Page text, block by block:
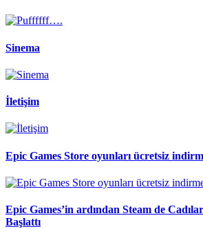
Sinema
İletişim
Epic Games Store oyunları ücretsiz
Epic Games’in ardından Steam de
Başlattı